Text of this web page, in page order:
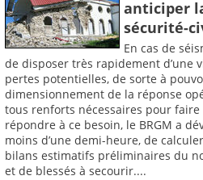
anticiper
sécurité-
En cas de
de disposer très rapidement d’une
pertes potentielles, de sorte à
dimensionnement de la réponse
tous renforts nécessaires pour faire
répondre à ce besoin, le BRGM a
moins d’une demi-heure, de
bilans estimatifs préliminaires du
et de blessés à secourir....